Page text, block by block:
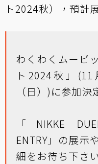
ト2024秋），預計
わくわくムービ
ト2024秋」
（日）)に参加決
「NIKKE
ENTRY」の展
細をお待ち下さ